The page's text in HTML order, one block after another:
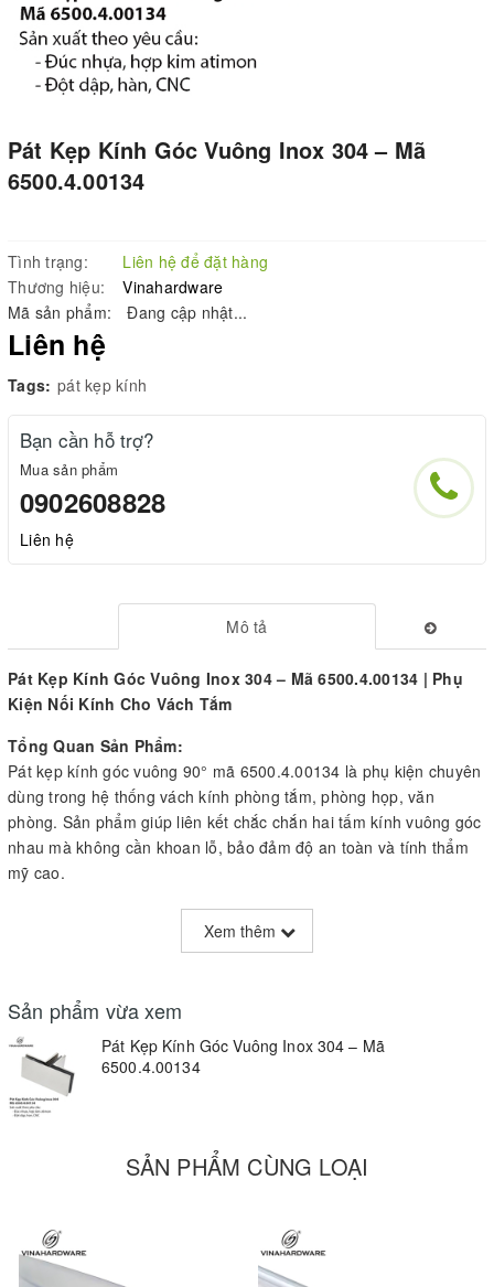
Pát Kẹp Kính Góc Vuông Inox 304 – Mã
6500.4.00134
Tình trạng:
Liên hệ để đặt hàng
Thương hiệu:
Vinahardware
Mã sản phẩm:
Đang cập nhật...
Liên hệ
Tags: pát kẹp kính
Bạn cần hỗ trợ?
Mua sản phẩm
0902608828
Liên hệ
Mô tả
Pát Kẹp Kính Góc Vuông Inox 304 – Mã 6500.4.00134 | Phụ
Kiện Nối Kính Cho Vách Tắm
Tổng Quan Sản Phẩm:
Pát kẹp kính góc vuông 90° mã 6500.4.00134 là phụ kiện chuyên
dùng trong hệ thống vách kính phòng tắm, phòng họp, văn
phòng. Sản phẩm giúp liên kết chắc chắn hai tấm kính vuông góc
nhau mà không cần khoan lỗ, bảo đảm độ an toàn và tính thẩm
mỹ cao.
6500.4.00134
Chức năng:
Vật liệu:
Inox 304 chống gỉ
Độ dày kính phù hợp:
Bề mặt hoàn thiện:
Vách kính nhà tắm, vách văn phòng, cửa kính góc
Lắp đặt:
Kẹp trực tiếp – không cần khoan kính
Bảo hành:3 năm
Xem thêm
Sản phẩm vừa xem
Pát Kẹp Kính Góc Vuông Inox 304 – Mã
6500.4.00134
SẢN PHẨM CÙNG LOẠI